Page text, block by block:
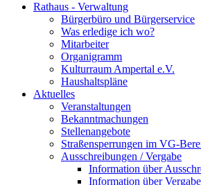
Rathaus - Verwaltung
Bürgerbüro und Bürgerservice
Was erledige ich wo?
Mitarbeiter
Organigramm
Kulturraum Ampertal e.V.
Haushaltspläne
Aktuelles
Veranstaltungen
Bekanntmachungen
Stellenangebote
Straßensperrungen im VG-
Ausschreibungen / Vergabe
Information über
Information über